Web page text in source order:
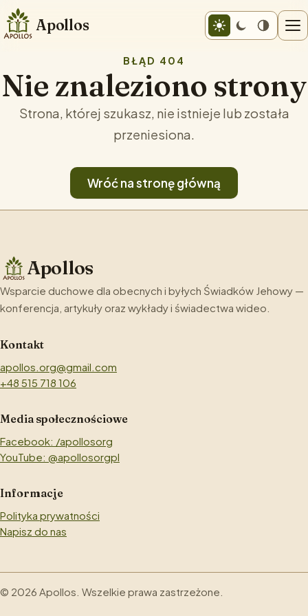
Apollos
BŁĄD 404
Nie znaleziono strony
Strona, której szukasz, nie istnieje lub została
przeniesiona.
Wróć na stronę główną
Apollos
Wsparcie duchowe dla obecnych i byłych Świadków Jehowy —
konferencja, artykuły oraz wykłady i świadectwa wideo.
Kontakt
apollos.org@gmail.com
+48 515 718 106
Media społecznościowe
Facebook: /apollosorg
YouTube: @apollosorgpl
Informacje
Polityka prywatności
Napisz do nas
© 2026 Apollos. Wszelkie prawa zastrzeżone.